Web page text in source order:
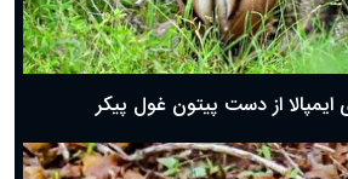
ایمپالا از دست پیتون غول پیکر